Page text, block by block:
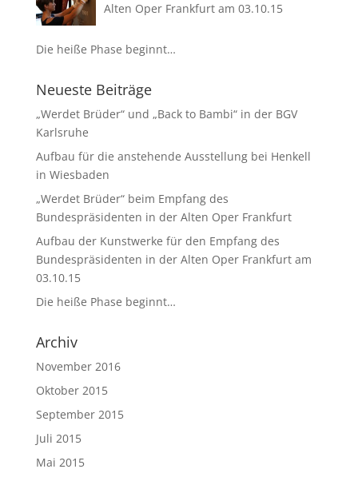
Alten Oper Frankfurt am 03.10.15
Die heiße Phase beginnt…
Neueste Beiträge
„Werdet Brüder“ und „Back to Bambi“ in der BGV
Karlsruhe
Aufbau für die anstehende Ausstellung bei Henkell
in Wiesbaden
„Werdet Brüder“ beim Empfang des
Bundespräsidenten in der Alten Oper Frankfurt
Aufbau der Kunstwerke für den Empfang des
Bundespräsidenten in der Alten Oper Frankfurt am
03.10.15
Die heiße Phase beginnt…
Archiv
November 2016
Oktober 2015
September 2015
Juli 2015
Mai 2015